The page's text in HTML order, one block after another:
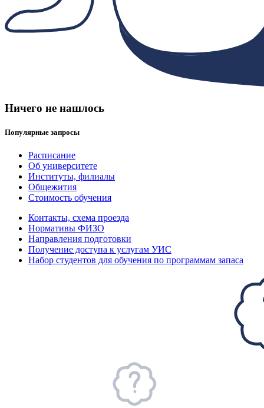
Ничего не нашлось
Популярные запросы
Расписание
Об университете
Институты, филиалы
Общежития
Стоимость обучения
Контакты, схема проезда
Нормативы ФИЗО
Направления подготовки
Получение доступа к услугам УИС
Набор студентов для обучения по программам запаса